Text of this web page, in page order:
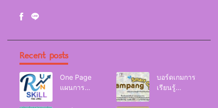
Recent posts
One Page
แผนการ
บอร์ดเกมการ
เรียนรู้